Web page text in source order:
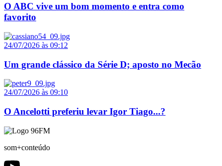
O ABC vive um bom momento e entra como
favorito
24/07/2026 às 09:12
Um grande clássico da Série D; aposto no Mecão
24/07/2026 às 09:10
O Ancelotti preferiu levar Igor Tiago...?
som+conteúdo